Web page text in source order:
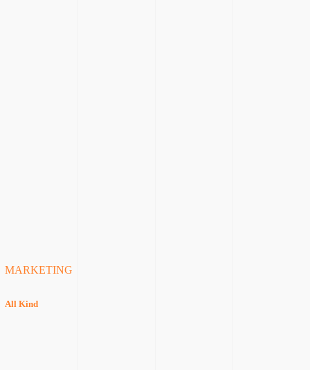
MARKETING
All Kind